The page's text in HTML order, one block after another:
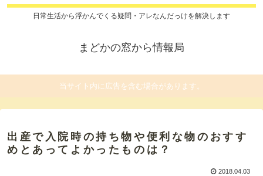
日常生活から浮かんでくる疑問・アレなんだっけを解決します
まどかの窓から情報局
当サイト内に広告を含む場合があります。
出産で入院時の持ち物や便利な物のおすす
めとあってよかったものは？
2018.04.03